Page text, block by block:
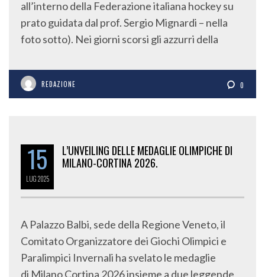
prato guidata dal prof. Sergio Mignardi – nella
foto sotto). Nei giorni scorsi gli azzurri della
15
LUG 2025
MILANO-CORTINA 2026.
Comitato Organizzatore dei Giochi Olimpici e
Paralimpici Invernali ha svelato le medaglie
di Milano Cortina 2026 insieme a due leggende